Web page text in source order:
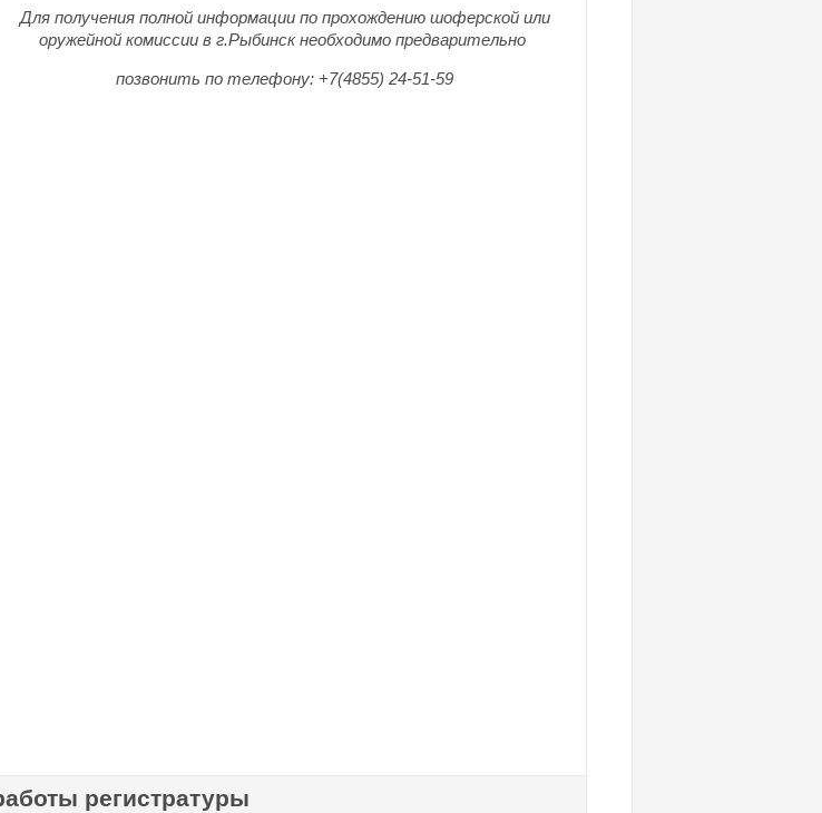
Для получения полной информации по прохождениюшоферской или
оружейной комиссии в г.Рыбинскнеобходимо предварительно
позвонить по телефону: +7(4855) 24-51-59
регистратуры